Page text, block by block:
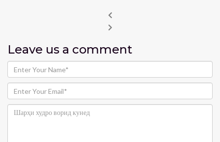
Leave us a comment